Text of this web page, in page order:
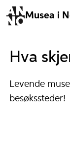
Musea i
Hva
Levende
besøkssteder!